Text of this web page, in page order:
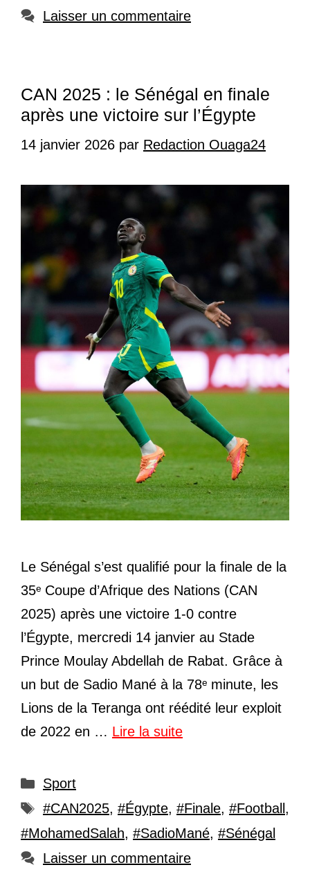
Laisser un commentaire
CAN 2025 : le Sénégal en finale
après une victoire sur l’Égypte
14 janvier 2026 par Redaction Ouaga24
Le Sénégal s’est qualifié pour la finale de la
35ᵉ Coupe d’Afrique des Nations (CAN
2025) après une victoire 1-0 contre
l’Égypte, mercredi 14 janvier au Stade
Prince Moulay Abdellah de Rabat. Grâce à
un but de Sadio Mané à la 78ᵉ minute, les
Lions de la Teranga ont réédité leur exploit
de 2022 en … Lire la suite
Catégories
Sport
Étiquettes
#CAN2025, #Égypte, #Finale, #Football ,
#MohamedSalah, #SadioMané, #Sénégal
Laisser un commentaire